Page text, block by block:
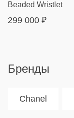
Beaded Wristlet
299 000 ₽
Бренды
Chanel